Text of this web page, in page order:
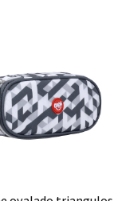
Detalle